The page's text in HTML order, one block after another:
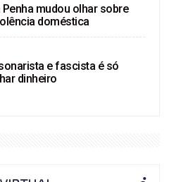
Penha mudou olhar sobre
doméstica
e fascista é só
dinheiro